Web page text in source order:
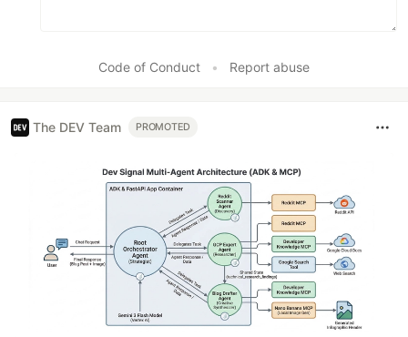
Code of Conduct • Report abuse
The DEV Team PROMOTED